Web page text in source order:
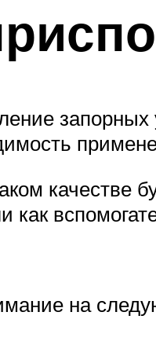
качестве
как
на